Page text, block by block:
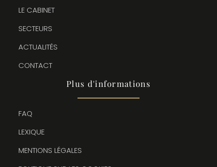
LE CABINET
SECTEURS
ACTUALITÉS
CONTACT
Plus d'informations
FAQ
LEXIQUE
MENTIONS LÉGALES